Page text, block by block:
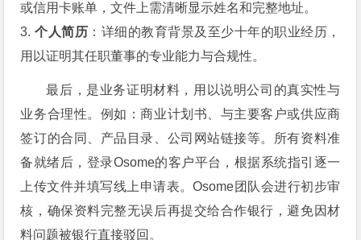
或信用卡账单，文件上需清晰显示姓名和完整地址。
3. 个人简历 ：详细的教育背景及至少十年的职业经历，
用以证明其任职董事的专业能力与合规性。
最后，是业务证明材料，用以说明公司的真实性与
业务合理性。例如：商业计划书、与主要客户或供应商
签订的合同、产品目录、公司网站链接等。所有资料准
备就绪后，登录Osome的客户平台，根据系统指引逐一
上传文件并填写线上申请表。Osome团队会进行初步审
核，确保资料完整无误后再提交给合作银行，避免因材
料问题被银行直接驳回。